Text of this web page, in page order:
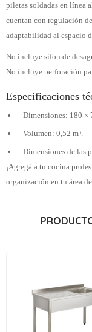
piletas soldadas en línea
cuentan con regulación
adaptabilidad al espacio
No incluye sifon de
No incluye perforación
Especificaciones
Dimensiones: 180 ×
Volumen: 0,52 m³.
Dimensiones de las
¡Agregá a tu cocina
organización en tu área